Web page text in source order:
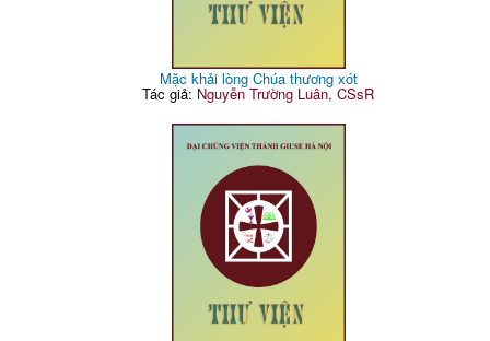
Mặc khải lòng Chúa thương xót
Tác giả: Nguyễn Trường Luân, CSsR